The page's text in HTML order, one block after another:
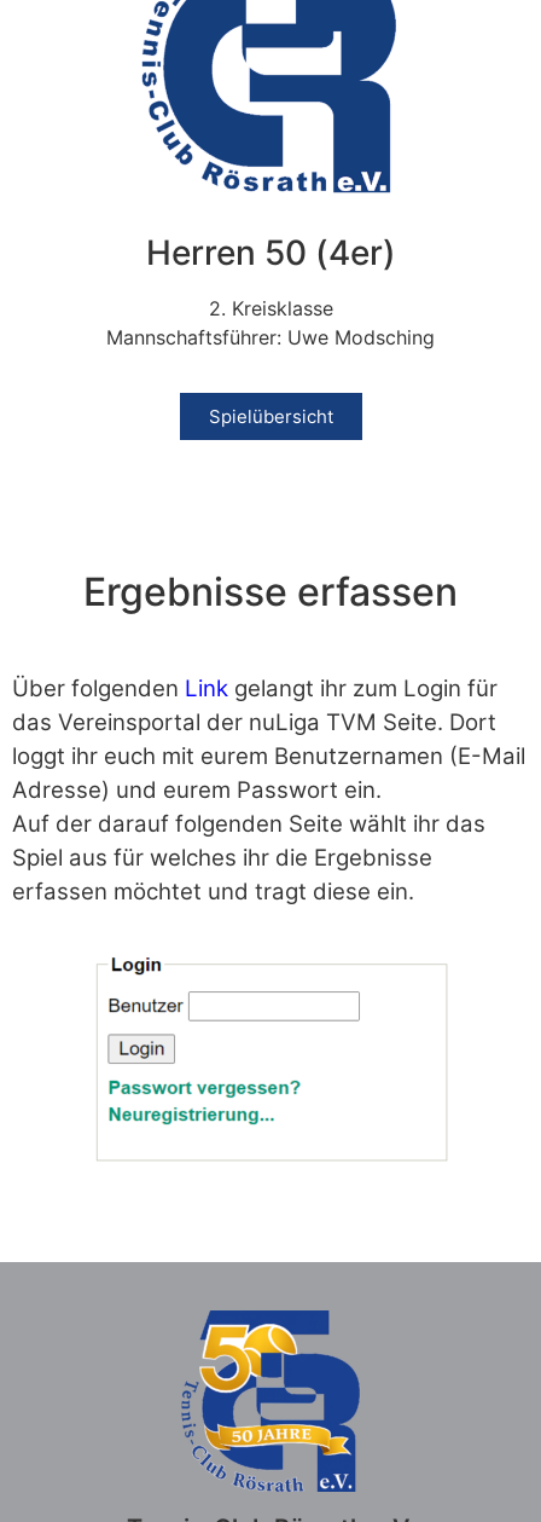
Herren 50 (4er)
2. Kreisklasse
Mannschaftsführer: Uwe Modsching
Spielübersicht
Ergebnisse erfassen
Über folgenden Link gelangt ihr zum Login für
das Vereinsportal der nuLiga TVM Seite. Dort
loggt ihr euch mit eurem Benutzernamen (E-Mail
Adresse) und eurem Passwort ein.
Auf der darauf folgenden Seite wählt ihr das
Spiel aus für welches ihr die Ergebnisse
erfassen möchtet und tragt diese ein.